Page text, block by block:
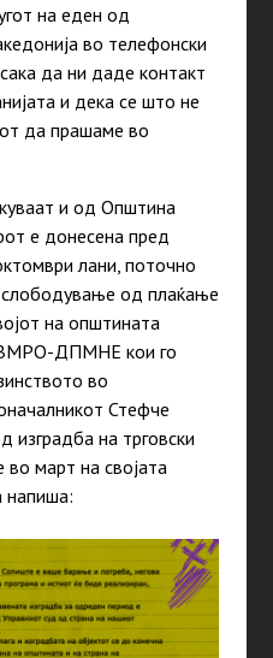
на еден од
во телефонски
да ни даде контакт
и дека се што не
да прашаме во
и од Општина
е донесена пред
лани, поточно
од плаќање
на општината
ВМРО-ДПМНЕ кои го
во
Стефче
изградба на трговски
март на својата
напиша: